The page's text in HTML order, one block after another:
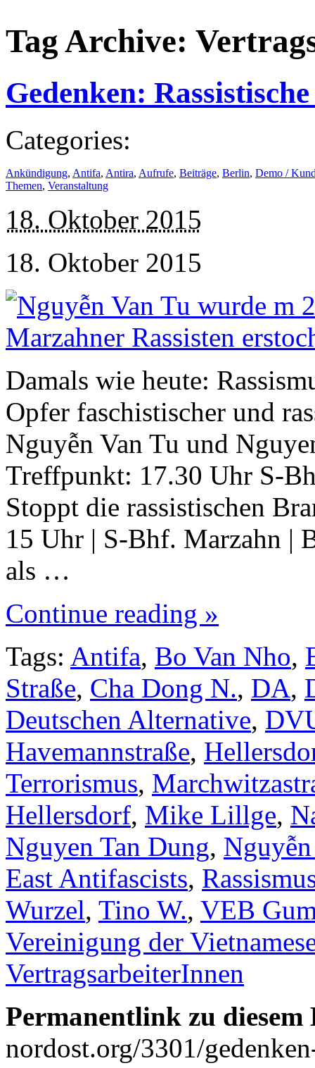
Tag Archive:
Gedenken:
Categories:
Ankündigung, Antifa, Antira, Aufrufe, Beiträge, Berlin, Demo /
Themen, Veranstaltung
18. Oktober 2015
18. Oktober 2015
Damals wie heute:
Opfer faschistischer und
Nguyễn Van Tu und
Treffpunkt: 17.30 Uhr S-
Stoppt die rassistischen
15 Uhr | S-Bhf. Marzahn |
als …
Continue reading »
Tags: Antifa, Bo Van Nho,
Straße, Cha Dong N., DA,
Deutschen Alternative,
Havemannstraße,
Terrorismus,
Hellersdorf, Mike Lillge,
Nguyen Tan Dung,
East Antifascists,
Wurzel, Tino W., VEB
Vereinigung der
VertragsarbeiterInnen
Permanentlink zu
nordost.org/3301/